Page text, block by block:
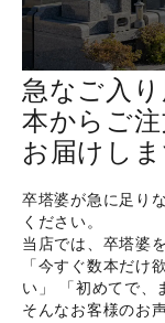
ホーム
商品から探
特集
ご利用ガイ
お問い合わ
急なご入
本からご
お届けしま
卒塔婆が急に足り
ください。
当店では、卒塔婆
「今すぐ数本だけ
い」 「初めてで、
そんなお客様のお